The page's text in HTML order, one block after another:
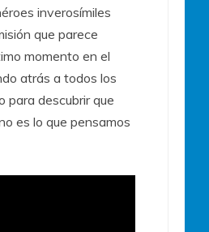
inverosímiles
que parece
momento en el
atrás a todos los
para descubrir que
es lo que pensamos